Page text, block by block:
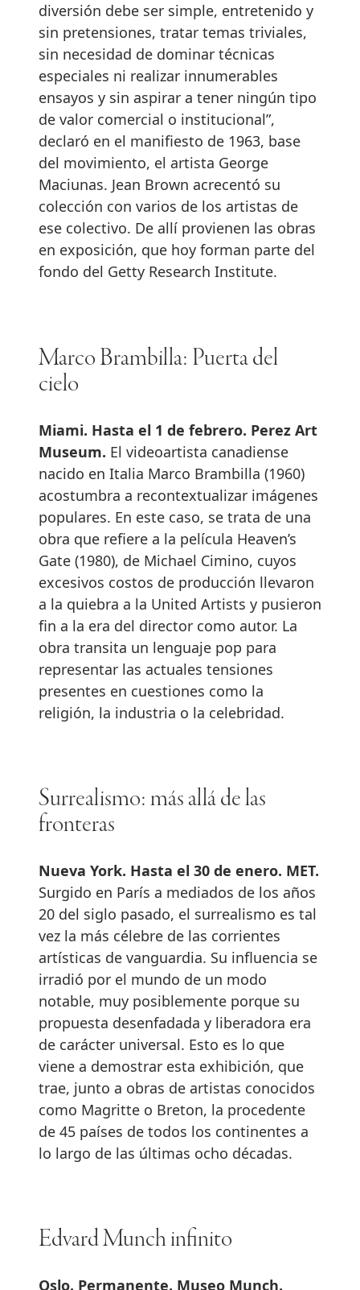
diversión debe ser simple, entretenido y
sin pretensiones, tratar temas triviales,
sin necesidad de dominar técnicas
especiales ni realizar innumerables
ensayos y sin aspirar a tener ningún tipo
de valor comercial o institucional”,
declaró en el manifiesto de 1963, base
del movimiento, el artista George
Maciunas. Jean Brown acrecentó su
colección con varios de los artistas de
ese colectivo. De allí provienen las obras
en exposición, que hoy forman parte del
fondo del Getty Research Institute.
Marco Brambilla: Puerta del
cielo
Miami. Hasta el 1 de febrero. Perez Art
Museum. El videoartista canadiense
nacido en Italia Marco Brambilla (1960)
acostumbra a recontextualizar imágenes
populares. En este caso, se trata de una
obra que refiere a la película Heaven’s
Gate (1980), de Michael Cimino, cuyos
excesivos costos de producción llevaron
a la quiebra a la United Artists y pusieron
fin a la era del director como autor. La
obra transita un lenguaje pop para
representar las actuales tensiones
presentes en cuestiones como la
religión, la industria o la celebridad.
Surrealismo: más allá de las
fronteras
Nueva York. Hasta el 30 de enero. MET.
Surgido en París a mediados de los años
20 del siglo pasado, el surrealismo es tal
vez la más célebre de las corrientes
artísticas de vanguardia. Su influencia se
irradió por el mundo de un modo
notable, muy posiblemente porque su
propuesta desenfadada y liberadora era
de carácter universal. Esto es lo que
viene a demostrar esta exhibición, que
trae, junto a obras de artistas conocidos
como Magritte o Breton, la procedente
de 45 países de todos los continentes a
lo largo de las últimas ocho décadas.
Edvard Munch infinito
Oslo. Permanente. Museo Munch.